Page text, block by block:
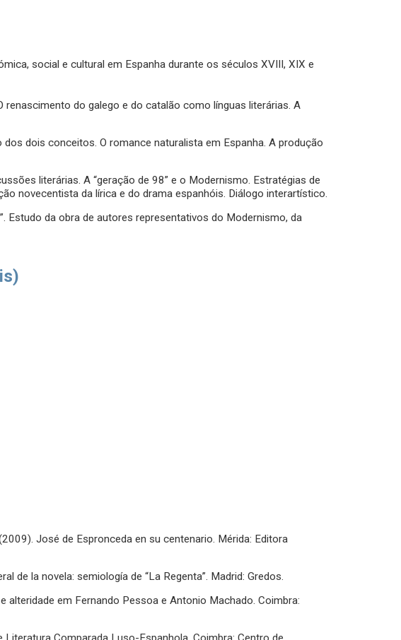
social e cultural em Espanha durante os séculos XVIII, XIX e
renascimento do galego e do catalão como línguas literárias. A
dois conceitos. O romance naturalista em Espanha. A produção
literárias. A “geração de 98” e o Modernismo. Estratégias de
novecentista da lírica e do drama espanhóis. Diálogo interartístico.
Estudo da obra de autores representativos do Modernismo, da
José de Espronceda en su centenario. Mérida: Editora
de la novela: semiología de “La Regenta”. Madrid: Gredos.
alteridade em Fernando Pessoa e Antonio Machado. Coimbra: